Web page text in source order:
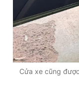
Cửa xe cũng